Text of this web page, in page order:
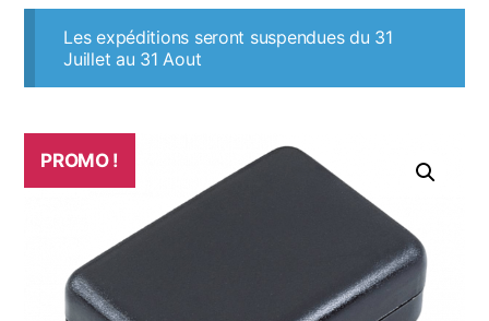
Les expéditions seront suspendues du 31
Juillet au 31 Aout
PROMO !